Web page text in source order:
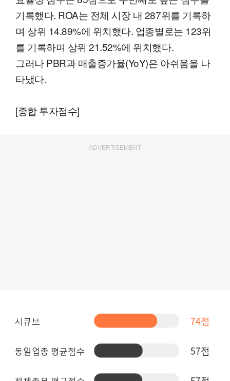
기록했다. ROA는 전체 시장 내 287위를 기록하
며 상위 14.89%에 위치했다. 업종별로는 123위
를 기록하며 상위 21.52%에 위치했다.
그러나 PBR과 매출증가율(YoY)은 아쉬움을 나
타냈다.
[종합 투자점수]
ADVERTISEMENT